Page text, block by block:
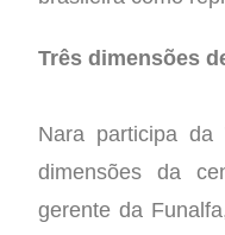
Três dimensões
Nara participa da
dimensões da
gerente da